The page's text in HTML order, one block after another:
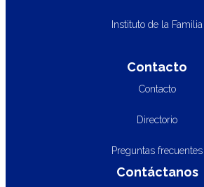
Instituto de la Familia
Contacto
Contacto
Directorio
Preguntas frecuentes
Contáctanos